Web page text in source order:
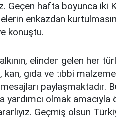
Geçen hafta boyunca iki
enkazdan
konuştu.
elinden gelen her
gıda ve tıbbi
yardımcı olmak
Geçmiş olsun